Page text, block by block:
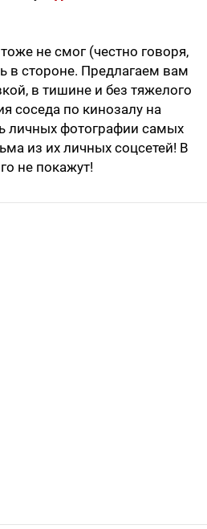
не смог (честно говоря,
в стороне. Предлагаем вам
в тишине и без тяжелого
соседа по кинозалу на
личных фотографии самых
из их личных соцсетей! В
не покажут!